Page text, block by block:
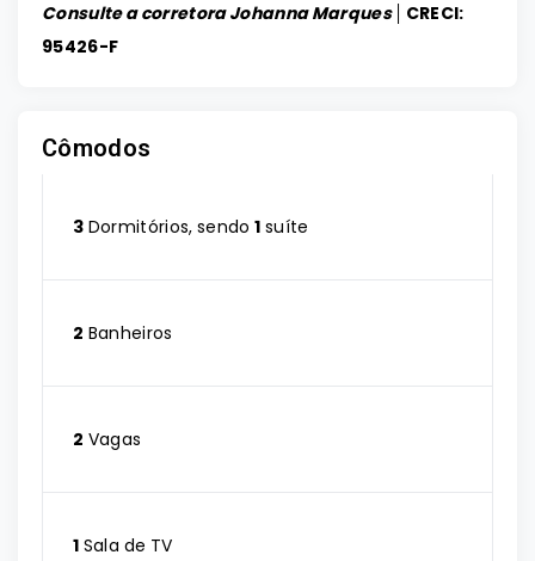
Consulte a corretora Johanna Marques │ CRECI:
95426-F
Cômodos
3 Dormitórios, sendo1 suíte
2 Banheiros
2 Vagas
1 Sala de TV